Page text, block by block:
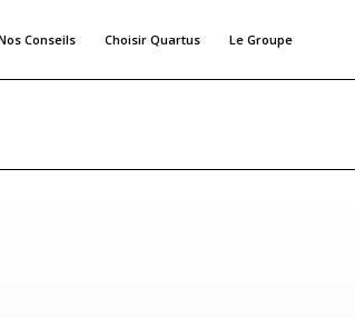
Conseils Choisir Quartus Le Groupe